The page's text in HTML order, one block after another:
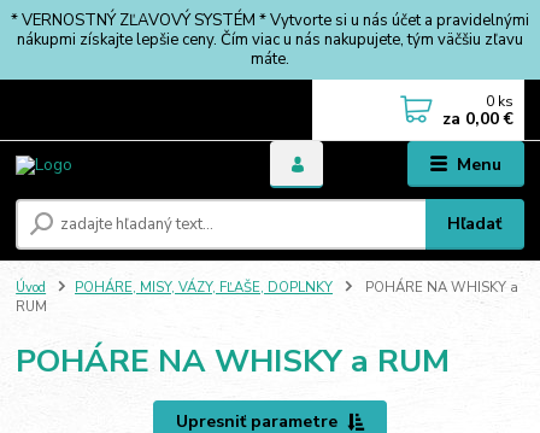
* VERNOSTNÝ ZĽAVOVÝ SYSTÉM * Vytvorte si u nás účet a pravidelnými
nákupmi získajte lepšie ceny. Čím viac u nás nakupujete, tým väčšiu zľavu
máte.
Menu
Hľadať
0 ks
za 0,00 €
Úvod POHÁRE, MISY, VÁZY, FĽAŠE, DOPLNKY
POHÁRE NA WHISKY a
RUM
POHÁRE NA WHISKY a RUM
Upresniť parametre